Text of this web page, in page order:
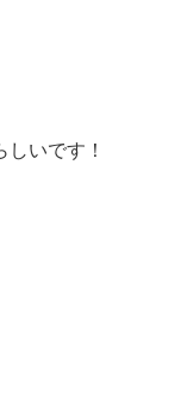
いです！